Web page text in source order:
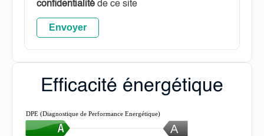
confidentialité de ce site
Envoyer
Efficacité énergétique
A
DPE (Diagnostique de Performance Energétique)